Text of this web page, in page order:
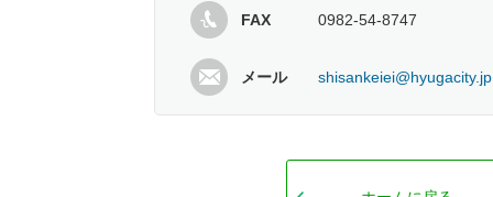
FAX 0982-54-8747
メール shisankeiei@hyugacity.jp